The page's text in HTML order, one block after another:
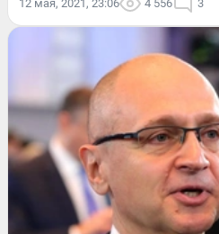
12 мая, 2021, 23:06 4 556 3